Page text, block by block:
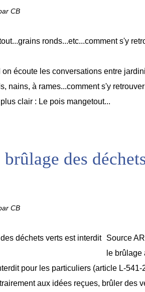
CB
écoute les conversations entre
nains, à rames...comment s'y
clair : Le pois mangetout...
des
CB
Source
le
pour les particuliers (article L-
aux idées reçues, brûler des